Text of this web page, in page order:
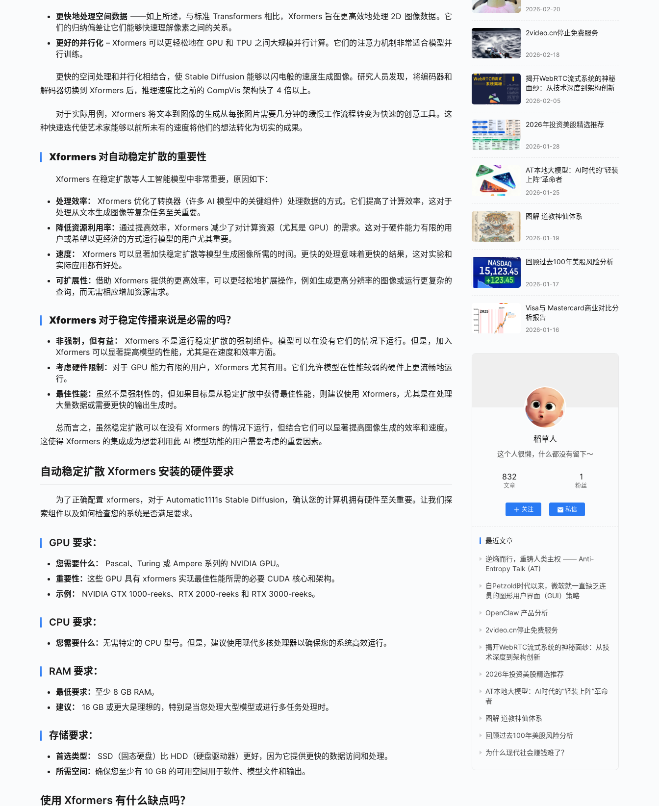
更快地处理空间数据 ——如上所述，与标准 Transformers 相比，Xformers 旨在更高效地处理 2D 图像数据。它
们的归纳偏差让它们能够快速理解像素之间的关系。
更好的并行化– Xformers 可以更轻松地在 GPU 和 TPU 之间大规模并行计算。它们的注意力机制非常适合模型并
行训练。
更快的空间处理和并行化相结合，使 Stable Diffusion 能够以闪电般的速度生成图像。研究人员发现，将编码器和
解码器切换到 Xformers 后，推理速度比之前的 CompVis 架构快了 4 倍以上。
对于实际用例，Xformers 将文本到图像的生成从每张图片需要几分钟的缓慢工作流程转变为快速的创意工具。这
种快速迭代使艺术家能够以前所未有的速度将他们的想法转化为切实的成果。
Xformers 对自动稳定扩散的重要性
Xformers 在稳定扩散等人工智能模型中非常重要，原因如下：
处理效率：
Xformers 优化了转换器（许多 AI 模型中的关键组件）处理数据的方式。它们提高了计算效率，这对于
处理从文本生成图像等复杂任务至关重要。
降低资源利用率：通过提高效率，Xformers 减少了对计算资源（尤其是 GPU）的需求。这对于硬件能力有限的用
户或希望以更经济的方式运行模型的用户尤其重要。
速度：
Xformers 可以显著加快稳定扩散等模型生成图像所需的时间。更快的处理意味着更快的结果，这对实验和
实际应用都有好处。
可扩展性： 借助 Xformers 提供的更高效率，可以更轻松地扩展操作，例如生成更高分辨率的图像或运行更复杂的
查询，而无需相应增加资源需求。
Xformers 对于稳定传播来说是必需的吗？
非强制，但有益：
Xformers 不是运行稳定扩散的强制组件。模型可以在没有它们的情况下运行。但是，加入
Xformers 可以显著提高模型的性能，尤其是在速度和效率方面。
考虑硬件限制： 对于 GPU 能力有限的用户，Xformers 尤其有用。它们允许模型在性能较弱的硬件上更流畅地运
行。
最佳性能：
虽然不是强制性的，但如果目标是从稳定扩散中获得最佳性能，则建议使用 Xformers，尤其是在处理
大量数据或需要更快的输出生成时。
总而言之，虽然稳定扩散可以在没有 Xformers 的情况下运行，但结合它们可以显著提高图像生成的效率和速度。
这使得 Xformers 的集成成为想要利用此 AI 模型功能的用户需要考虑的重要因素。
自动稳定扩散 Xformers 安装的硬件要求
为了正确配置 xformers，对于 Automatic1111s Stable Diffusion，确认您的计算机拥有硬件至关重要。让我们探
索组件以及如何检查您的系统是否满足要求。
GPU 要求：
您需要什么：
Pascal、Turing 或 Ampere 系列的 NVIDIA GPU。
重要性： 这些 GPU 具有 xformers 实现最佳性能所需的必要 CUDA 核心和架构。
示例：
NVIDIA GTX 1000-reeks、RTX 2000-reeks 和 RTX 3000-reeks。
CPU 要求：
您需要什么： 无需特定的 CPU 型号。但是，建议使用现代多核处理器以确保您的系统高效运行。
RAM 要求：
最低要求： 至少 8 GB RAM。
建议：
16 GB 或更大是理想的，特别是当您处理大型模型或进行多任务处理时。
存储要求：
首选类型：
SSD（固态硬盘）比 HDD（硬盘驱动器）更好，因为它提供更快的数据访问和处理。
所需空间： 确保您至少有 10 GB 的可用空间用于软件、模型文件和输出。
使用 Xformers 有什么缺点吗？
2026-02-20
2video.cn停止免费服务
2026-02-18
揭开WebRTC流式系统的神秘
面纱：从技术深度到架构创新
2026-02-05
2026年投资美股精选推荐
2026-01-28
AT本地大模型：AI时代的“轻装
上阵”革命者
2026-01-25
图解 道教神仙体系
2026-01-19
回顾过去100年美股风险分析
2026-01-17
Visa与 Mastercard商业对比分
析报告
2026-01-16
稻草人
这个人很懒，什么都没有留下～
832
文章
1
粉丝
关注 私信
最近文章
逆熵而行，重铸人类主权 —— Anti-
Entropy Talk (AT)
自Petzold时代以来，微软就一直缺乏连
贯的图形用户界面（GUI）策略
OpenClaw 产品分析
2video.cn停止免费服务
揭开WebRTC流式系统的神秘面纱：从技
术深度到架构创新
2026年投资美股精选推荐
AT本地大模型：AI时代的“轻装上阵”革命
者
图解 道教神仙体系
回顾过去100年美股风险分析
为什么现代社会赚钱难了？